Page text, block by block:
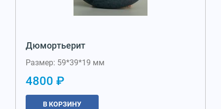
Дюмортьерит
Размер: 59*39*19 мм
4800 ₽
В КОРЗИНУ